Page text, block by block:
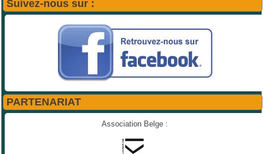
Suivez-nous sur :
PARTENARIAT
Association Belge :